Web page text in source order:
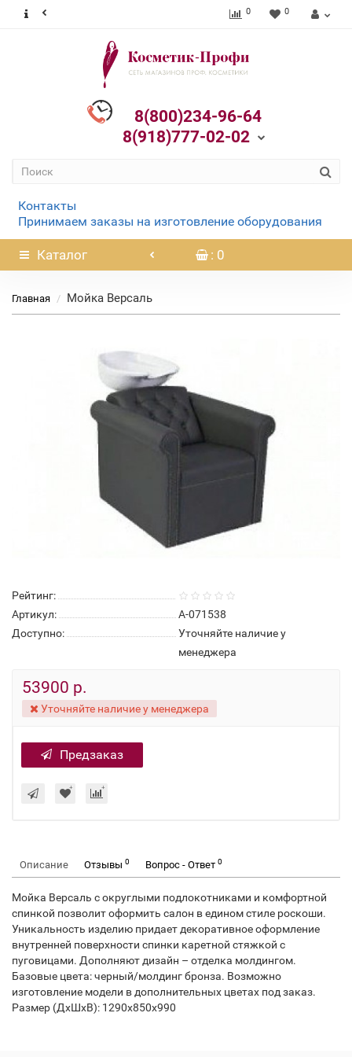
0 0
8(800)234-96-64
8(918)777-02-02
Контакты
Принимаем заказы на изготовление оборудования
Каталог : 0
Главная Мойка Версаль
Рейтинг:
Артикул:
А-071538
Доступно:
Уточняйте наличие у
менеджера
53900 р.
Уточняйте наличие у менеджера
Предзаказ
Описание Отзывы 0 Вопрос - Ответ 0
Мойка Версаль с округлыми подлокотниками и комфортной
спинкой позволит оформить салон в едином стиле роскоши.
Уникальность изделию придает декоративное оформление
внутренней поверхности спинки каретной стяжкой с
пуговицами. Дополняют дизайн – отделка молдингом.
Базовые цвета: черный/молдинг бронза. Возможно
изготовление модели в дополнительных цветах под заказ.
Размер (ДхШхВ): 1290х850х990